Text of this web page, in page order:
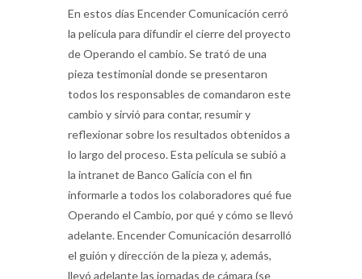
En estos días Encender Comunicación cerró
la película para difundir el cierre del proyecto
de Operando el cambio. Se trató de una
pieza testimonial donde se presentaron
todos los responsables de comandaron este
cambio y sirvió para contar, resumir y
reflexionar sobre los resultados obtenidos a
lo largo del proceso. Esta película se subió a
la intranet de Banco Galicia con el fin
informarle a todos los colaboradores qué fue
Operando el Cambio, por qué y cómo se llevó
adelante. Encender Comunicación desarrolló
el guión y dirección de la pieza y, además,
llevó adelante las jornadas de cámara (se